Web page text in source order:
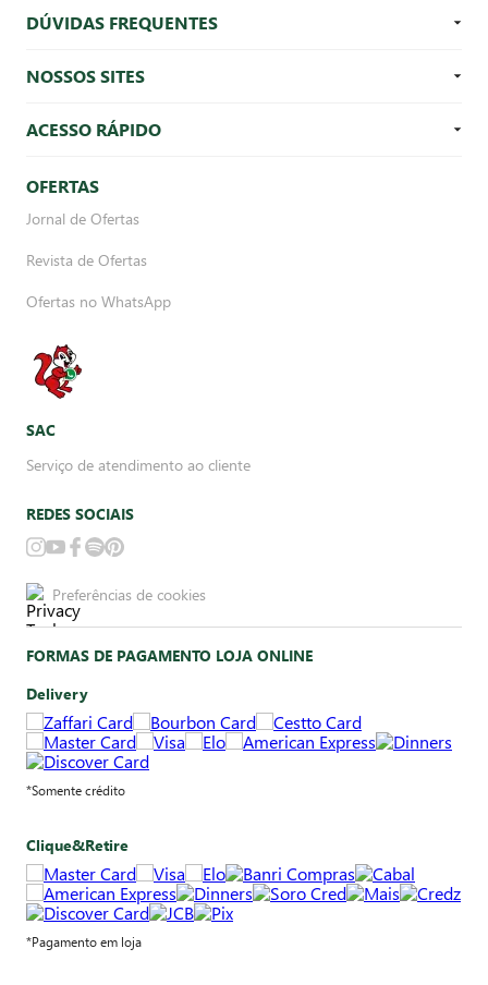
DÚVIDAS FREQUENTES
NOSSOS SITES
ACESSO RÁPIDO
OFERTAS
Jornal de Ofertas
Revista de Ofertas
Ofertas no WhatsApp
SAC
Serviço de atendimento ao cliente
REDES SOCIAIS
Preferências de cookies
FORMAS DE PAGAMENTO LOJA ONLINE
Delivery
*Somente crédito
Clique&Retire
*Pagamento em loja